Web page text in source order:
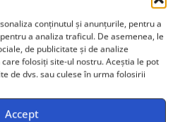
conținutul și anunțurile, pentru a
a analiza traficul. De asemenea, le
de publicitate și de analize
folosiți site-ul nostru. Aceștia le pot
de dvs. sau culese în urma folosirii
Accept
in cea de inferenta. Modele
3sauPhi-3 de la
ca performante ridicate pot fi
mai compacte, reducand astfel
asociata.Arhitecturile
(MoE), folosite in GPT-4 si
parte din parametrii modelului